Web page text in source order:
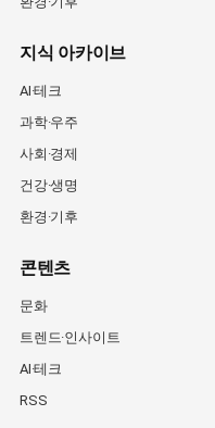
지식 아카이브
AI·테크
과학·우주
사회·경제
건강·생명
환경·기후
콘텐츠
문화
트렌드·인사이트
AI·테크
RSS